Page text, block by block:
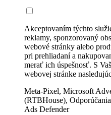
Akceptovaním týchto
reklamy, sponzorovaný
webové stránky alebo
pri prehliadaní a
merať ich úspešnosť. S
webovej stránke
Meta-Pixel, Microsoft
(RTBHouse),
Ads Defender